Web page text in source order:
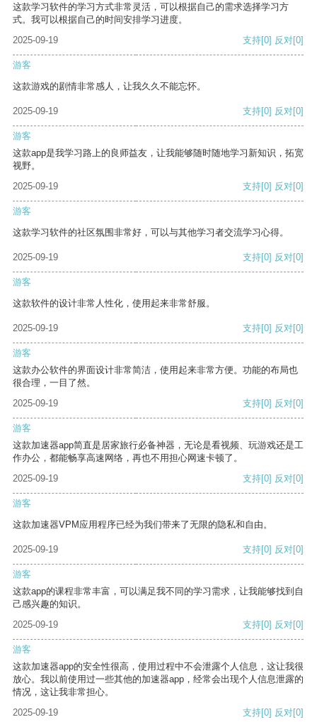
这款学习软件的学习方式非常灵活，可以根据自己的需求选择学习方
式。我可以根据自己的时间安排学习进度。
2025-09-19
支持[0] 反对[0]
游客
这款游戏的剧情非常感人，让我久久不能忘怀。
2025-09-19 支持[0] 反对[0]
游客
这款app是我学习路上的良师益友，让我能够随时随地学习新知识，拓宽
视野。
2025-09-19
支持[0] 反对[0]
游客
这款学习软件的社区氛围非常好，可以与其他学习者交流学习心得。
2025-09-19 支持[0] 反对[0]
游客
这款软件的设计非常人性化，使用起来非常舒服。
2025-09-19 支持[0] 反对[0]
游客
这款办公软件的界面设计非常简洁，使用起来非常方便。功能的布局也
很合理，一目了然。
2025-09-19
支持[0] 反对[0]
游客
这款加速器app简直是居家旅行必备神器，无论是看视频、玩游戏还是工
作办公，都能畅享高速网络，再也不用担心网速卡顿了。
2025-09-19
支持[0] 反对[0]
游客
这款加速器VPM应用程序已经为我们带来了无限的隐私和自由。
2025-09-19 支持[0] 反对[0]
游客
这款app的课程非常丰富，可以满足我不同的学习需求，让我能够找到自
己感兴趣的知识。
2025-09-19
支持[0] 反对[0]
游客
这款加速器app的安全性很高，使用过程中不会泄露个人信息，这让我很
放心。我以前使用过一些其他的加速器app，经常会出现个人信息泄露的
情况，这让我非常担心。
2025-09-19
支持[0] 反对[0]